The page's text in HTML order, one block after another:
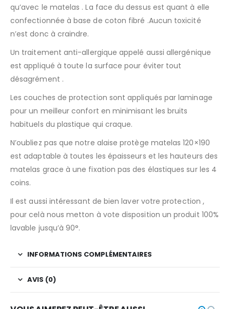
qu’avec le matelas . La face du dessus est quant à elle
confectionnée à base de coton fibré .Aucun toxicité
n’est donc à craindre.
Un traitement anti-allergique appelé aussi allergénique
est appliqué à toute la surface pour éviter tout
désagrément .
Les couches de protection sont appliqués par laminage
pour un meilleur confort en minimisant les bruits
habituels du plastique qui craque.
N’oubliez pas que notre alaise protège matelas 120×190
est adaptable à toutes les épaisseurs et les hauteurs des
matelas grace à une fixation pas des élastiques sur les 4
coins.
Il est aussi intéressant de bien laver votre protection ,
pour celà nous metton à vote disposition un produit 100%
lavable jusqu’à 90°.
INFORMATIONS COMPLÉMENTAIRES
AVIS (0)